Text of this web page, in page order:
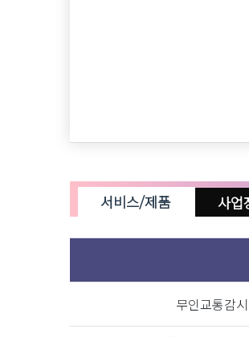
서비스/제품
무인교통감
사업
투자단계